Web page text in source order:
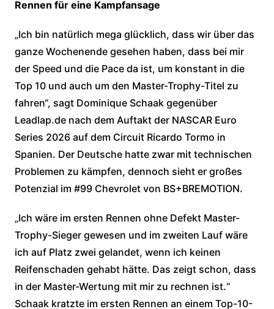
Rennen für eine Kampfansage
„Ich bin natürlich mega glücklich, dass wir über das
ganze Wochenende gesehen haben, dass bei mir
der Speed und die Pace da ist, um konstant in die
Top 10 und auch um den Master-Trophy-Titel zu
fahren“, sagt Dominique Schaak gegenüber
Leadlap.de nach dem Auftakt der NASCAR Euro
Series 2026 auf dem Circuit Ricardo Tormo in
Spanien. Der Deutsche hatte zwar mit technischen
Problemen zu kämpfen, dennoch sieht er großes
Potenzial im #99 Chevrolet von BS+BREMOTION.
„Ich wäre im ersten Rennen ohne Defekt Master-
Trophy-Sieger gewesen und im zweiten Lauf wäre
ich auf Platz zwei gelandet, wenn ich keinen
Reifenschaden gehabt hätte. Das zeigt schon, dass
in der Master-Wertung mit mir zu rechnen ist.“
Schaak kratzte im ersten Rennen an einem Top-10-